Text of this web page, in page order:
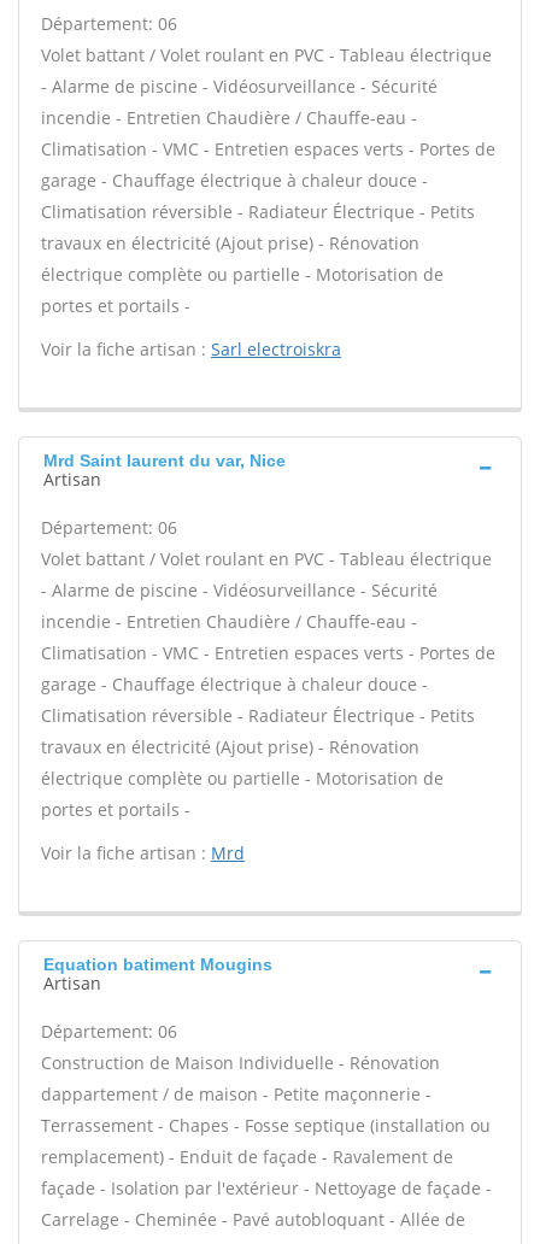
Département: 06
Volet battant / Volet roulant en PVC - Tableau électrique
- Alarme de piscine - Vidéosurveillance - Sécurité
incendie - Entretien Chaudière / Chauffe-eau -
Climatisation - VMC - Entretien espaces verts - Portes de
garage - Chauffage électrique à chaleur douce -
Climatisation réversible - Radiateur Électrique - Petits
travaux en électricité (Ajout prise) - Rénovation
électrique complète ou partielle - Motorisation de
portes et portails -
Voir la fiche artisan : Sarl electroiskra
Mrd Saint laurent du var, Nice
Artisan
Département: 06
Volet battant / Volet roulant en PVC - Tableau électrique
- Alarme de piscine - Vidéosurveillance - Sécurité
incendie - Entretien Chaudière / Chauffe-eau -
Climatisation - VMC - Entretien espaces verts - Portes de
garage - Chauffage électrique à chaleur douce -
Climatisation réversible - Radiateur Électrique - Petits
travaux en électricité (Ajout prise) - Rénovation
électrique complète ou partielle - Motorisation de
portes et portails -
Voir la fiche artisan : Mrd
Equation batiment Mougins
Artisan
Département: 06
Construction de Maison Individuelle - Rénovation
dappartement / de maison - Petite maçonnerie -
Terrassement - Chapes - Fosse septique (installation ou
remplacement) - Enduit de façade - Ravalement de
façade - Isolation par l'extérieur - Nettoyage de façade -
Carrelage - Cheminée - Pavé autobloquant - Allée de